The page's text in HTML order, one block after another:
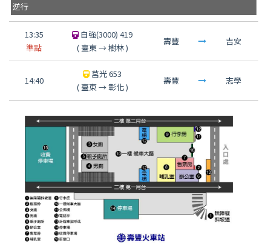
逆行
13:35
準點
自強(3000) 419
(臺東→樹林)
壽豐 吉安
14:40
莒光 653
(臺東→彰化)
壽豐 志學